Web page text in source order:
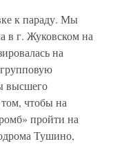
к параду. Мы
в г. Жуковском на
на
высшего
чтобы на
пройти на
Тушино,